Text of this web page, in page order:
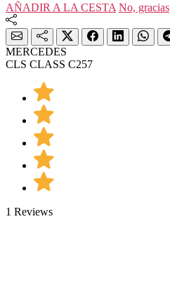
AÑADIR A LA CESTA No, gracias
MERCEDES
CLS CLASS C257
1 Reviews